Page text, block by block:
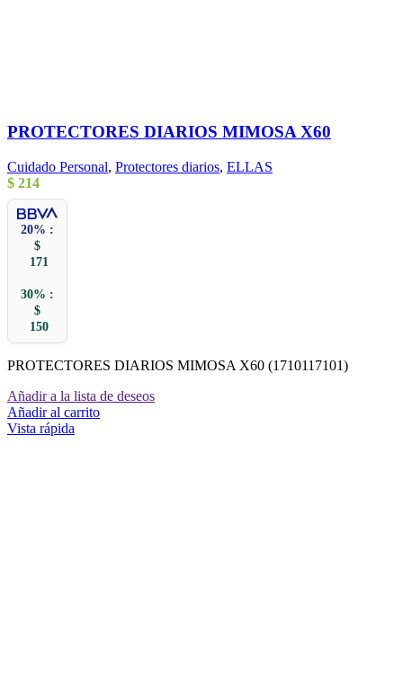
PROTECTORES DIARIOS MIMOSA X60
Cuidado Personal, Protectores diarios, ELLAS
$ 214
20% :
$
171
30% :
$
150
PROTECTORES DIARIOS MIMOSA X60 (1710117101)
Añadir a la lista de deseos
Añadir al carrito
Vista rápida